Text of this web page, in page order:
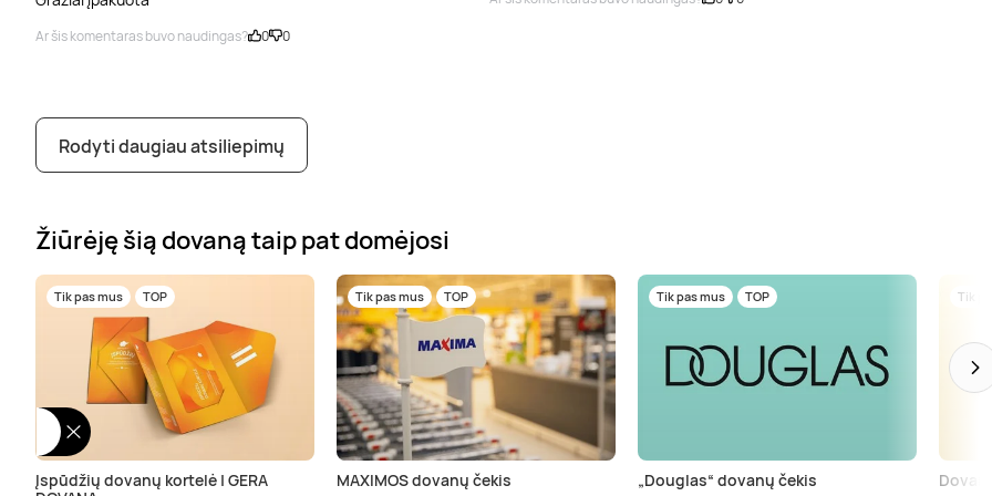
Ar šis komentaras buvo naudingas? 0 0
Rodyti daugiau atsiliepimų
Žiūrėję šią dovaną taip pat domėjosi
Tik pas mus TOP
Įspūdžių dovanų kortelė | GERA
Tik pas mus TOP
MAXIMOS dovanų čekis
Tik pas mus TOP
„Douglas“ dovanų čekis
Tik